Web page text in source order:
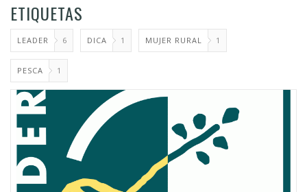
ETIQUETAS
LEADER 6 DICA 1 MUJER RURAL 1
PESCA 1